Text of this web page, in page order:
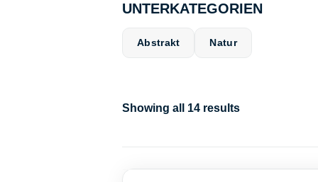
Showing all 14 results
UNTERKATEGORIEN
Abstrakt Natur